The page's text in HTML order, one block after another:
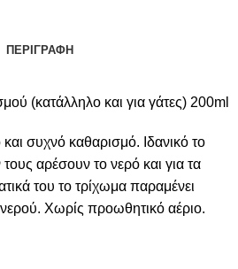
ΠΕΡΙΓΡΑΦΉ
(κατάλληλο και για γάτες) 200ml
συχνό καθαρισμό. Ιδανικό το
αρέσουν το νερό και για τα
του το τρίχωμα παραμένει
Χωρίς προωθητικό αέριο.